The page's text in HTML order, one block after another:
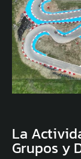
La
Grupos y